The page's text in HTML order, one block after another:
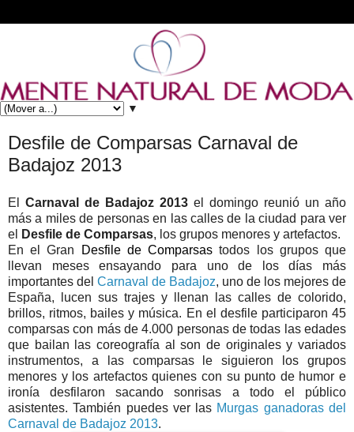
▼
Desfile de Comparsas Carnaval de
Badajoz 2013
El Carnaval de Badajoz 2013 el domingo reunió un año
más a miles de personas en las calles de la ciudad para ver
el
Desfile de Comparsas, los grupos menores y artefactos.
En el Gran
Desfile de Comparsas todos los grupos que
llevan meses ensayando para uno de los días más
importantes del Carnaval de Badajoz, uno de los mejores de
España, lucen sus trajes y llenan las calles de colorido,
brillos, ritmos, bailes y música. En el desfile participaron 45
comparsas con más de 4.000 personas de todas las edades
que bailan las coreografía al son de originales y variados
instrumentos, a las comparsas le siguieron los grupos
menores y los artefactos quienes con su punto de humor e
ironía desfilaron sacando sonrisas a todo el público
asistentes. También puedes ver las Murgas ganadoras del
Carnaval de Badajoz 2013.